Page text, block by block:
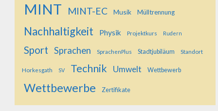
MINT MINT-EC Musik Mülltrennung
Nachhaltigkeit Physik Projektkurs Rudern
Sport Sprachen SprachenPlus Stadtjubiläum Standort
Horkesgath SV Technik Umwelt Wettbewerb
Wettbewerbe Zertifikate